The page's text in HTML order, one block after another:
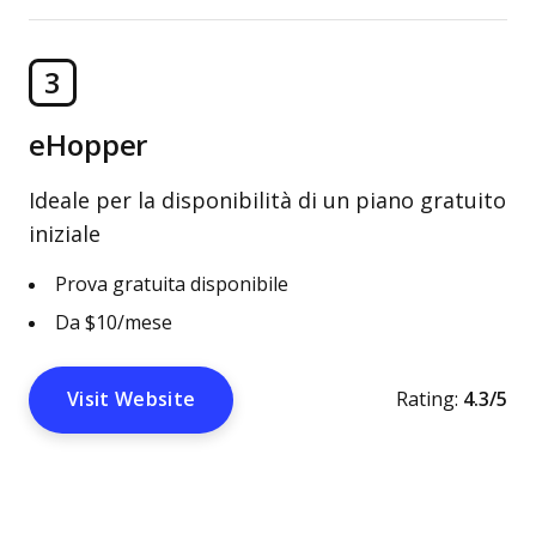
3
eHopper
Ideale per la disponibilità di un piano gratuito
iniziale
Prova gratuita disponibile
Da $10/mese
Visit Website Rating: 4.3/5